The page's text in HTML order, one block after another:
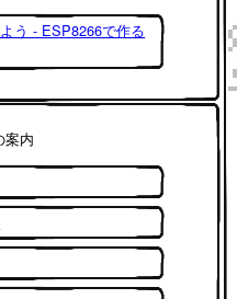
う - ESP8266で作る
案内